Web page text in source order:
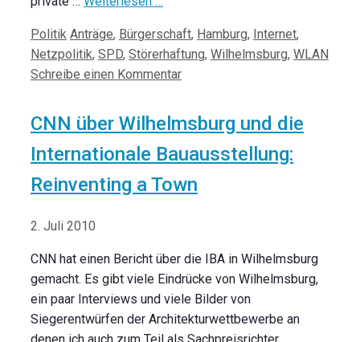
Kategorien
Politik Schlagwörter
Anträge, Bürgerschaft, Hamburg, Internet,
Netzpolitik, SPD, Störerhaftung, Wilhelmsburg, WLAN
Schreibe einen Kommentar
CNN über Wilhelmsburg und die
Internationale Bauausstellung:
Reinventing a Town
2. Juli 2010
CNN hat einen Bericht über die IBA in Wilhelmsburg
gemacht. Es gibt viele Eindrücke von Wilhelmsburg,
ein paar Interviews und viele Bilder von
Siegerentwürfen der Architekturwettbewerbe an